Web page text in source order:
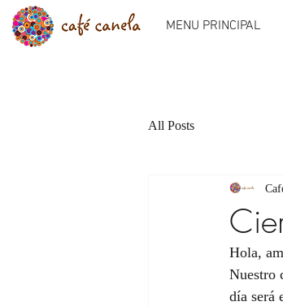
MENU PRINCIPAL
All Posts
Hola,
Nuestro
día será